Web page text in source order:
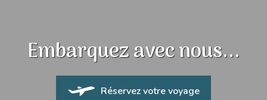
Embarquez avec nous...
Réservez votre voyage